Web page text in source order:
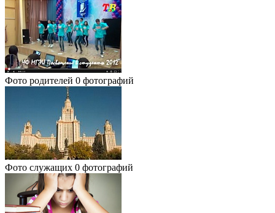
Фото родителей 0 фотографий
Фото служащих 0 фотографий